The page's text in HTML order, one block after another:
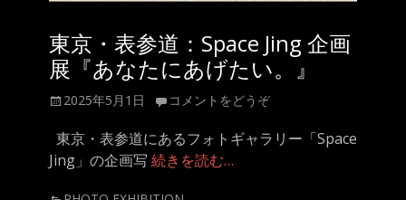
東京・表参道：Space Jing 企画
展『あなたにあげたい。』
投
日
2025年5月1日 コメントをどうぞ
東京・表参道にあるフォトギャラリー「Space
Jing」の企画写 続きを読む…